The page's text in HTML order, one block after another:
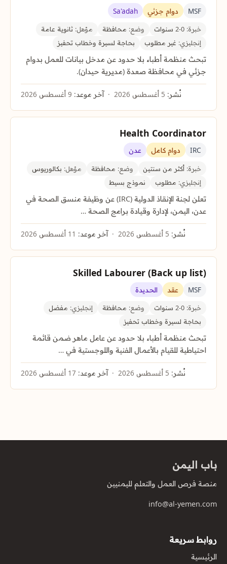
MSF دوام جزئي Sa'adah
خبرة: وضع: محافظة مؤهل: ثانوية عامة
إنجليزي: غير مطلوب بحاجة لسيرة وخطاب تحفيز
تبحث منظمة أطباء بلا حدود عن مدخل بيانات للعمل بدوام
جزئي في محافظة صعدة (مديرية حيدان).
نُشر: آخر موعد:
Health Coordinator
IRC دوام كامل عدن
خبرة: أكثر من سنتين وضع: محافظة مؤهل: بكالوريوس
إنجليزي: مطلوب نموذج بسيط
تعلن لجنة الإنقاذ الدولية (IRC) عن وظيفة منسق الصحة في
عدن، اليمن، لإدارة وقيادة برامج الصحة …
نُشر: آخر موعد:
Skilled Labourer (Back up list)
MSF عقد الحديدة
خبرة: وضع: محافظة إنجليزي: مفضل
بحاجة لسيرة وخطاب تحفيز
تبحث منظمة أطباء بلا حدود عن عامل ماهر ضمن قائمة
احتياطية للقيام بالأعمال الفنية واللوجستية في …
نُشر: آخر موعد:
باب اليمن
منصة فرص العمل والتعلم لليمنيين
info@al-yemen.com
روابط سريعة
الرئيسية